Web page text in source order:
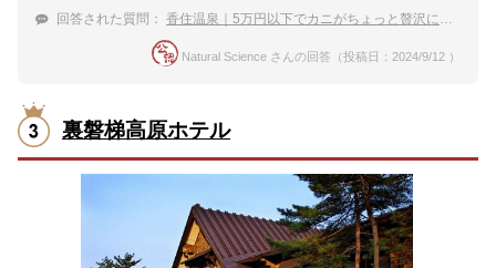
回答された質問： 香住温泉｜5万円以下でカニがちょっと贅沢に食べられる温泉宿おすすめは？
Natural Science さんの回答（投稿日：2024/9/12 ）
裏磐梯高原ホテル